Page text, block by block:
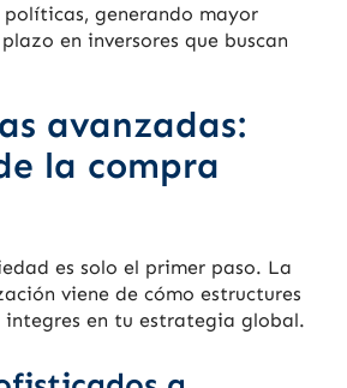
generando mayor
en inversores que buscan
avanzadas:
la compra
es solo el primer paso. La
viene de cómo estructures
integres en tu estrategia global.